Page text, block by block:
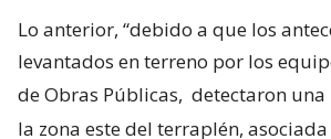
Lo anterior, “debido a que los
levantados en terreno por los
de Obras Públicas, detectaron
la zona este del terraplén,